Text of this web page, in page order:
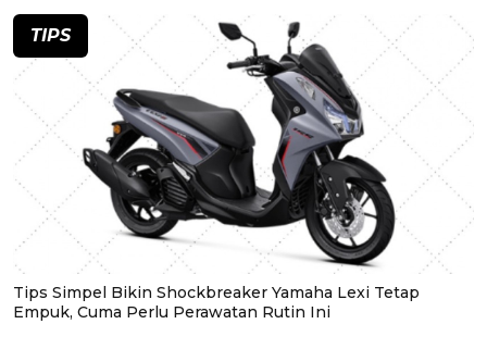
TIPS
Tips Simpel Bikin Shockbreaker Yamaha Lexi Tetap
Empuk, Cuma Perlu Perawatan Rutin Ini